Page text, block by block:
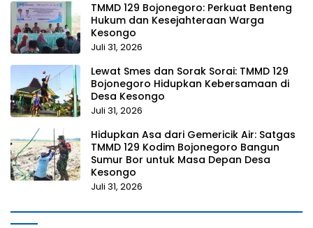
TMMD 129 Bojonegoro: Perkuat Benteng
Hukum dan Kesejahteraan Warga
Kesongo
Juli 31, 2026
Lewat Smes dan Sorak Sorai: TMMD 129
Bojonegoro Hidupkan Kebersamaan di
Desa Kesongo
Juli 31, 2026
Hidupkan Asa dari Gemericik Air: Satgas
TMMD 129 Kodim Bojonegoro Bangun
Sumur Bor untuk Masa Depan Desa
Kesongo
Juli 31, 2026